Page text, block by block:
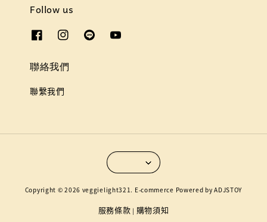
Follow us
聯絡我們
聯繫我們
Copyright © 2026 veggielight321. E-commerce Powered by ADJSTOY
服務條款 | 購物須知